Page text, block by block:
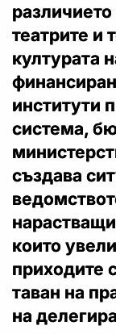
театрите и
културата
институти
система,
създава
които
приходите
таван на
на